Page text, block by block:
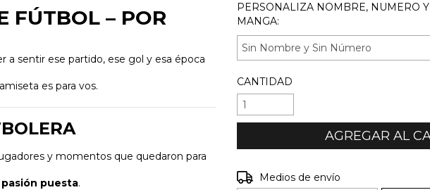
FÚTBOL – POR
a sentir ese partido, ese gol y esa época
es para vos.
y momentos que quedaron para
puesta.
PERSONALIZA NOMBRE, NUMERO Y
MANGA:
CANTIDAD
Entregas para el CP:
Medios de envío